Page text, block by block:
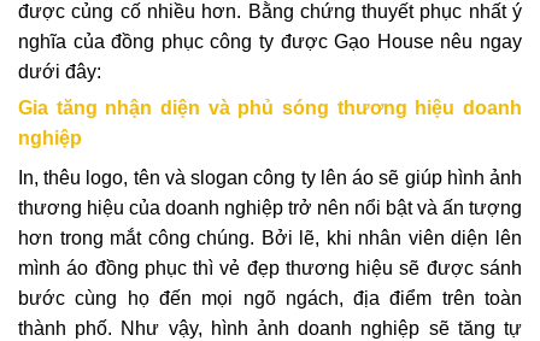
được củng cố nhiều hơn. Bằng chứng thuyết phục nhất ý
nghĩa của đồng phục công ty được Gạo House nêu ngay
dưới đây:
Gia tăng nhận diện và phủ sóng thương hiệu doanh
nghiệp
In, thêu logo, tên và slogan công ty lên áo sẽ giúp hình ảnh
thương hiệu của doanh nghiệp trở nên nổi bật và ấn tượng
hơn trong mắt công chúng. Bởi lẽ, khi nhân viên diện lên
mình áo đồng phục thì vẻ đẹp thương hiệu sẽ được sánh
bước cùng họ đến mọi ngõ ngách, địa điểm trên toàn
thành phố. Như vậy, hình ảnh doanh nghiệp sẽ tăng tự